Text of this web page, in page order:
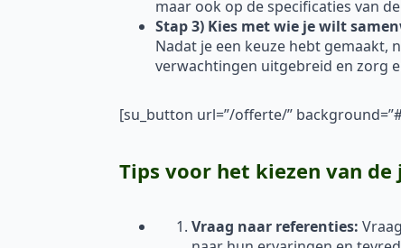
maar ook op de specificaties van
Stap 3) Kies met wie je wilt
Nadat je een keuze hebt gemaakt,
verwachtingen uitgebreid en zorg
[su_button url=”/offerte/”
Tips voor het kiezen van
Vraag naar referenties: